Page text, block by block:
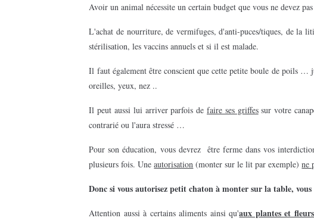
Avoir un animal nécessite un certain budget que vous ne devez
L'achat de nourriture, de vermifuges, d'anti-puces/tiques, de la
stérilisation, les vaccins annuels et si il est malade.
Il faut également être conscient que cette petite boule de poils …
oreilles, yeux, nez ..
Il peut aussi lui arriver parfois defaire ses griffessur votre
contrarié ou l'aura stressé …
Pour son éducation, vous devrez être ferme dans vos
plusieurs fois. Uneautorisation (monter sur le lit par exemple)ne
Donc si vous autorisez petit chaton à monter sur la table,
Attention aussi à certains aliments ainsi qu'aux plantes et